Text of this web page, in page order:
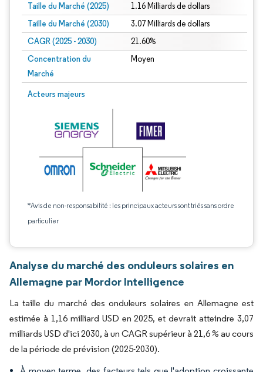
Taille du Marché (2025) 1.16 Milliards de dollars
Taille du Marché (2030) 3.07 Milliards de dollars
CAGR (2025 - 2030) 21.60%
Concentration du
Marché
Moyen
Acteurs majeurs
*Avis de non-responsabilité : les principaux acteurs sont triés sans ordre
particulier
Analyse du marché des onduleurs solaires en
Allemagne par Mordor Intelligence
La taille du marché des onduleurs solaires en Allemagne est
estimée à 1,16 milliard USD en 2025, et devrait atteindre 3,07
milliards USD d'ici 2030, à un CAGR supérieur à 21,6 % au cours
de la période de prévision (2025-2030).